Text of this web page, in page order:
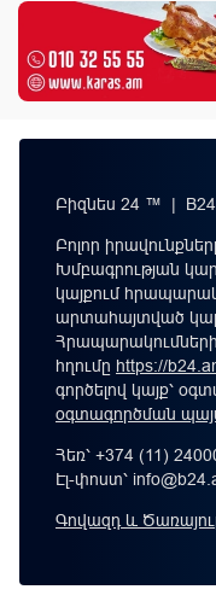
Բիզնես 24 ™ |
Բոլոր
Խմբագրության
կայքում
արտահայտված
հղումը https://
գործելով կայք՝
օգտագործման
Հեռ՝ +374 (11)
Էլ-փոստ՝
Գովազդ և